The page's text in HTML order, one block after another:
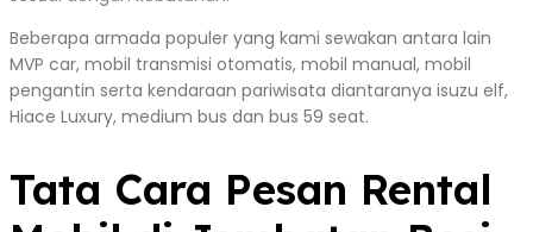
Beberapa armada populer yang kami sewakan antara lain
MVP car, mobil transmisi otomatis, mobil manual, mobil
pengantin serta kendaraan pariwisata diantaranya isuzu elf,
Hiace Luxury, medium bus dan bus 59 seat.
Tata Cara Pesan Rental